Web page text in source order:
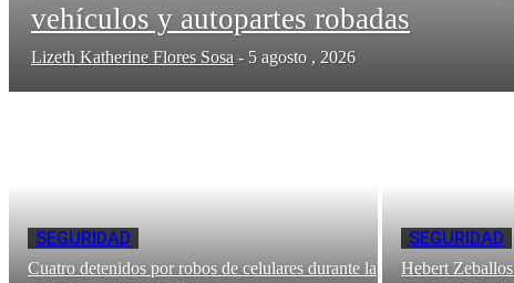
vehículos y autopartes robadas
Lizeth Katherine Flores Sosa - 5 agosto , 2026
SEGURIDAD
Cuatro detenidos por robos de celulares durante la
SEGURIDAD
Hebert